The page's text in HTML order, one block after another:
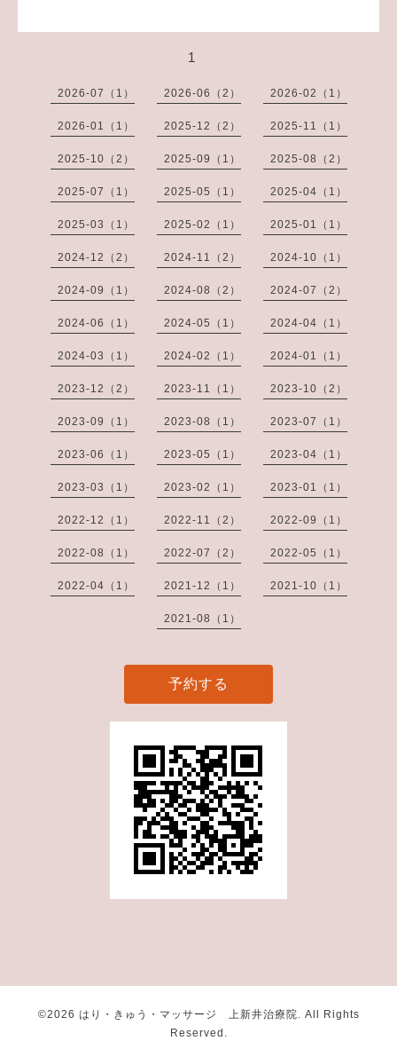
1
2026-07（1） 2026-06（2） 2026-02（1）
2026-01（1） 2025-12（2） 2025-11（1）
2025-10（2） 2025-09（1） 2025-08（2）
2025-07（1） 2025-05（1） 2025-04（1）
2025-03（1） 2025-02（1） 2025-01（1）
2024-12（2） 2024-11（2） 2024-10（1）
2024-09（1） 2024-08（2） 2024-07（2）
2024-06（1） 2024-05（1） 2024-04（1）
2024-03（1） 2024-02（1） 2024-01（1）
2023-12（2） 2023-11（1） 2023-10（2）
2023-09（1） 2023-08（1） 2023-07（1）
2023-06（1） 2023-05（1） 2023-04（1）
2023-03（1） 2023-02（1） 2023-01（1）
2022-12（1） 2022-11（2） 2022-09（1）
2022-08（1） 2022-07（2） 2022-05（1）
2022-04（1） 2021-12（1） 2021-10（1）
2021-08（1）
予約する
©2026 はり・きゅう・マッサージ 上新井治療院 . All Rights
Reserved.